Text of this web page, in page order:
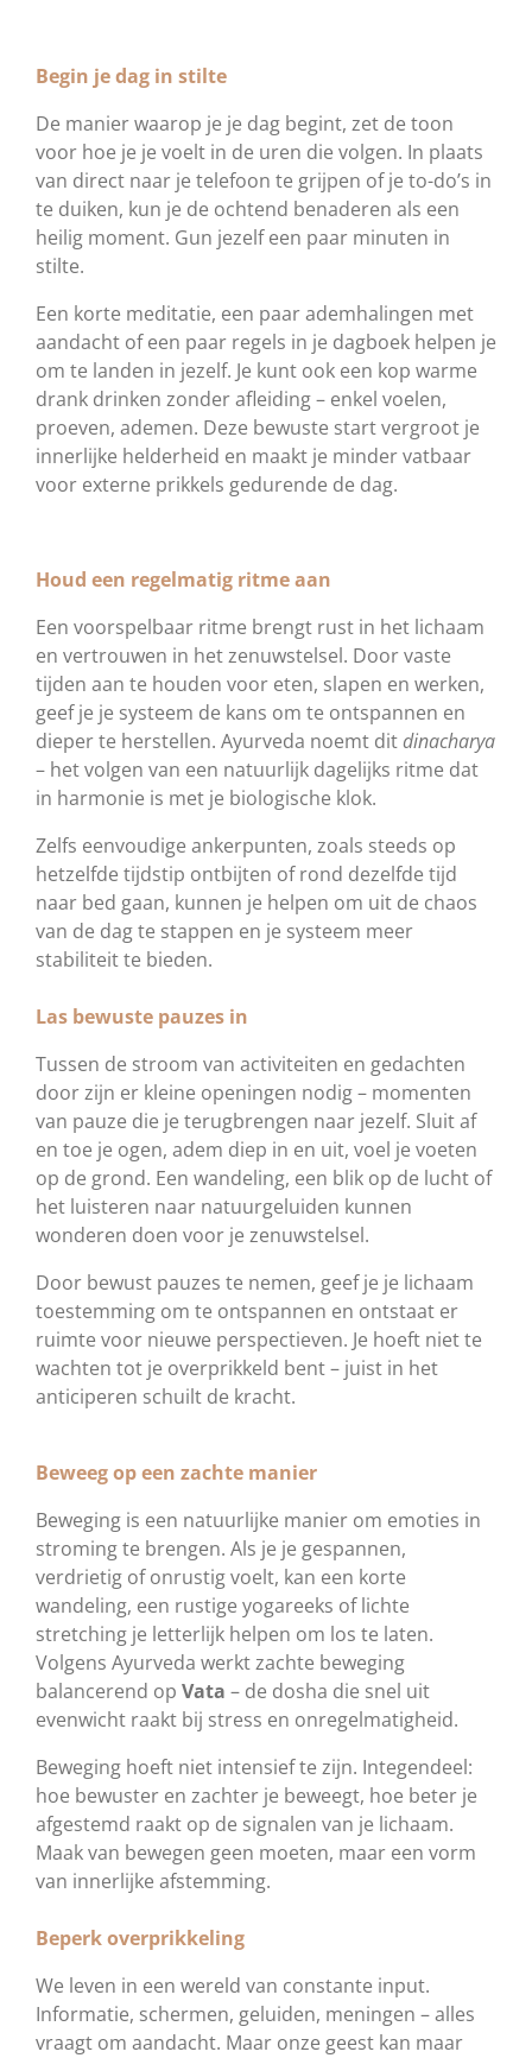
Begin je dag in stilte
De manier waarop je je dag begint, zet de toon
voor hoe je je voelt in de uren die volgen. In plaats
van direct naar je telefoon te grijpen of je to-do’s in
te duiken, kun je de ochtend benaderen als een
heilig moment. Gun jezelf een paar minuten in
stilte.
Een korte meditatie, een paar ademhalingen met
aandacht of een paar regels in je dagboek helpen je
om te landen in jezelf. Je kunt ook een kop warme
drank drinken zonder afleiding – enkel voelen,
proeven, ademen. Deze bewuste start vergroot je
innerlijke helderheid en maakt je minder vatbaar
voor externe prikkels gedurende de dag.
Houd een regelmatig ritme aan
Een voorspelbaar ritme brengt rust in het lichaam
en vertrouwen in het zenuwstelsel. Door vaste
tijden aan te houden voor eten, slapen en werken,
geef je je systeem de kans om te ontspannen en
dieper te herstellen. Ayurveda noemt ditdinacharya
– het volgen van een natuurlijk dagelijks ritme dat
in harmonie is met je biologische klok.
Zelfs eenvoudige ankerpunten, zoals steeds op
hetzelfde tijdstip ontbijten of rond dezelfde tijd
naar bed gaan, kunnen je helpen om uit de chaos
van de dag te stappen en je systeem meer
stabiliteit te bieden.
Las bewuste pauzes in
Tussen de stroom van activiteiten en gedachten
door zijn er kleine openingen nodig – momenten
van pauze die je terugbrengen naar jezelf. Sluit af
en toe je ogen, adem diep in en uit, voel je voeten
op de grond. Een wandeling, een blik op de lucht of
het luisteren naar natuurgeluiden kunnen
wonderen doen voor je zenuwstelsel.
Door bewust pauzes te nemen, geef je je lichaam
toestemming om te ontspannen en ontstaat er
ruimte voor nieuwe perspectieven. Je hoeft niet te
wachten tot je overprikkeld bent – juist in het
anticiperen schuilt de kracht.
Beweeg op een zachte manier
Beweging is een natuurlijke manier om emoties in
stroming te brengen. Als je je gespannen,
verdrietig of onrustig voelt, kan een korte
wandeling, een rustige yogareeks of lichte
stretching je letterlijk helpen om los te laten.
Volgens Ayurveda werkt zachte beweging
balancerend op Vata – de dosha die snel uit
evenwicht raakt bij stress en onregelmatigheid.
Beweging hoeft niet intensief te zijn. Integendeel:
hoe bewuster en zachter je beweegt, hoe beter je
afgestemd raakt op de signalen van je lichaam.
Maak van bewegen geen moeten, maar een vorm
van innerlijke afstemming.
Beperk overprikkeling
We leven in een wereld van constante input.
Informatie, schermen, geluiden, meningen – alles
vraagt om aandacht. Maar onze geest kan maar